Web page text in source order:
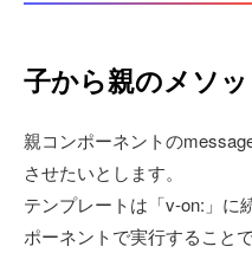
子から親のメソ
親コンポーネントの
させたいとします。
テンプレートは「v-on:」に
ポーネントで実行すること